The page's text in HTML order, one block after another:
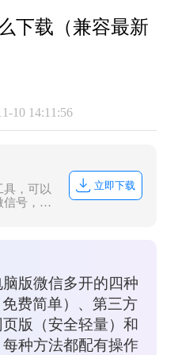
下载（兼容最新
10 14:11:56
具，可以
信号，微
企业用
更多客
立即下载
版微信多开的四种
费简单）、第三方
版（安全轻量）和
种方法都配有操作